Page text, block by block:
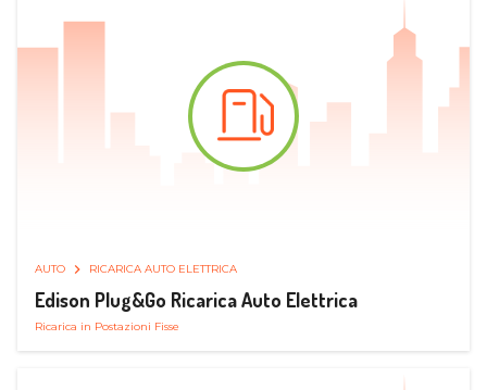
AUTO RICARICA AUTO ELETTRICA
Edison Plug&Go Ricarica Auto Elettrica
Ricarica in Postazioni Fisse